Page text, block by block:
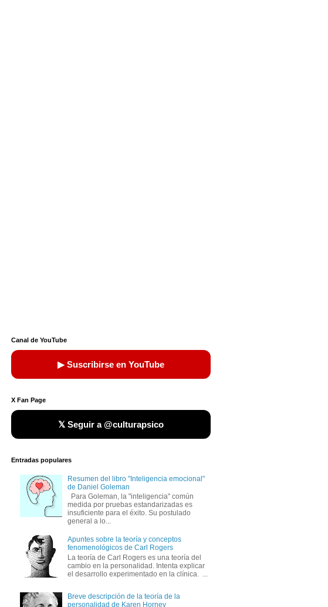
Canal de YouTube
▶ Suscribirse en YouTube
X Fan Page
𝕏 Seguir a @culturapsico
Entradas populares
Resumen del libro "Inteligencia emocional"
de Daniel Goleman
Para Goleman, la "inteligencia" común
medida por pruebas estandarizadas es
insuficiente para el éxito. Su postulado
general a lo...
Apuntes sobre la teoría y conceptos
fenomenológicos de Carl Rogers
La teoría de Carl Rogers es una teoría del
cambio en la personalidad. Intenta explicar
el desarrollo experimentado en la clínica. ...
Breve descripción de la teoría de la
personalidad de Karen Horney